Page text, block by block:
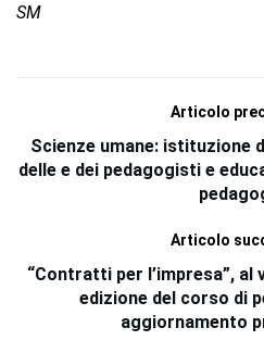
SM
Articolo
Scienze umane: istituzione
delle e dei pedagogisti e
Articolo
“Contratti per l’impresa”,
edizione del corso di
aggiornamento